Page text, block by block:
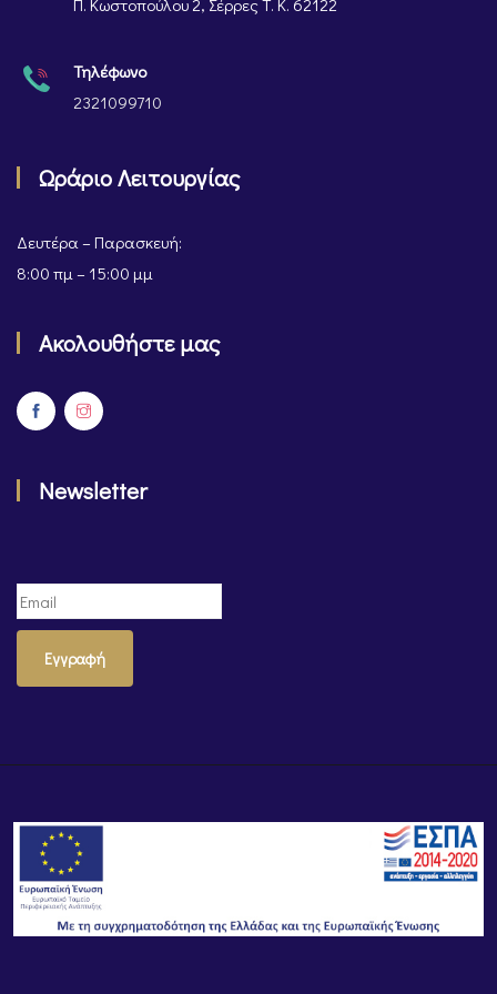
Π. Κωστοπούλου 2, Σέρρες Τ. Κ. 62122
Τηλέφωνο
2321099710
Ωράριο Λειτουργίας
Δευτέρα – Παρασκευή:
8:00 πμ – 15:00 μμ
Ακολουθήστε μας
Newsletter
Εγγραφή